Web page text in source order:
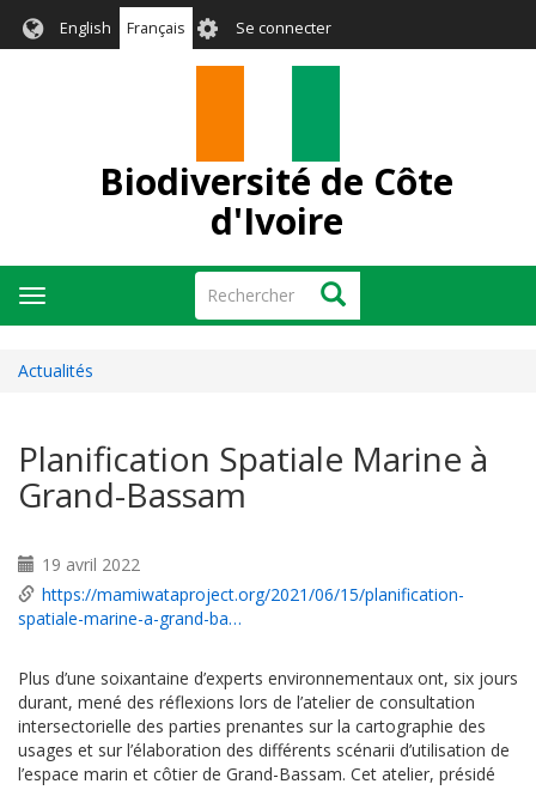
English Français User
account
Se connecter
Biodiversité de Côte
d'Ivoire
Rechercher Rechercher
Toggle
navigation
Actualités
Planification Spatiale Marine à
Grand-Bassam
19 avril 2022
https://mamiwataproject.org/2021/06/15/planification-
spatiale-marine-a-grand-ba…
Plus d’une soixantaine d’experts environnementaux ont, six jours
durant, mené des réflexions lors de l’atelier de consultation
intersectorielle des parties prenantes sur la cartographie des
usages et sur l’élaboration des différents scénarii d’utilisation de
l’espace marin et côtier de Grand-Bassam. Cet atelier, présidé